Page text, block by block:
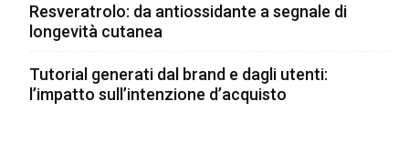
Resveratrolo: da antiossidante a segnale di
longevità cutanea
Tutorial generati dal brand e dagli utenti:
l’impatto sull’intenzione d’acquisto